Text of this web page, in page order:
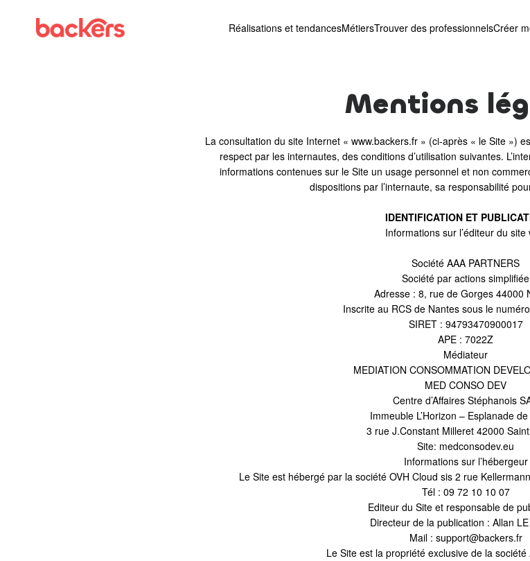
Réalisations et tendancesMétiersTrouver des professionnelsCréer
Mentions
La consultation du site Internet « www.backers.fr » (ci-après « le Site »)
respect par les internautes, des conditions d’utilisation suivantes.
informations contenues sur le Site un usage personnel et non
dispositions par l’internaute, sa responsabilité
IDENTIFICATION ET
Informations sur l’éditeur du site
Société AAA PARTNERS
Société par actions simplifiée
Adresse : 8, rue de Gorges 44000
Inscrite au RCS de Nantes sous le
SIRET : 94793470900017
APE : 7022Z
Médiateur
MEDIATION CONSOMMATION
MED CONSO DEV
Centre d’Affaires Stéphanois
Immeuble L’Horizon – Esplanade
3 rue J.Constant Milleret 42000
Site: medconsodev.eu
Informations sur l’hébergeur
Le Site est hébergé par la société OVH Cloud sis 2 rue
Tél : 09 72 10 10 07
Editeur du Site et responsable de
Directeur de la publication : Allan
Mail : support@backers.fr
Le Site est la propriété exclusive de la société